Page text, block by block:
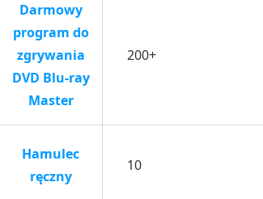
DVD
do
MKV
z
zewnętrznymi
napisami
Część
3.
Darmowy
program do
zgrywania
DVD Blu-ray
Master
200+
Hamulec
ręczny
10